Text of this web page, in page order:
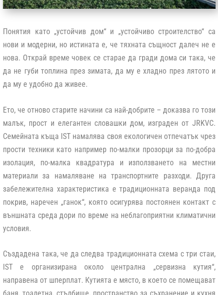
Понятия като „устойчив дом“ и „устойчиво строителство“ са
нови и модерни, но истината е, че тяхната същност далеч не е
нова. Открай време човек се старае да гради дома си така, че
да не губи топлина през зимата, да му е хладно през лятото и
да му е удобно да живее.
Ето, че отново старите начини са най-добрите – доказва го този
малък, прост и елегантен словашки дом, изграден от JRKVC.
Семейната къща IST намалява своя екологичен отпечатък чрез
прости техники като например по-малки прозорци за по-добра
изолация, по-малка квадратура и използването на местни
материали за намаляване на транспортните разходи. Друга
забележителна характеристика е традиционната веранда под
покрив, наречен „ганок“, която осигурява постоянен контакт с
външната среда дори по време на неблагоприятни климатични
условия.
Създадена така, че да следва традиционната схема с три стаи,
IST е организирана около централна „сервизна кутия“,
направена от шперплат. Кутията е място, в което се помещават